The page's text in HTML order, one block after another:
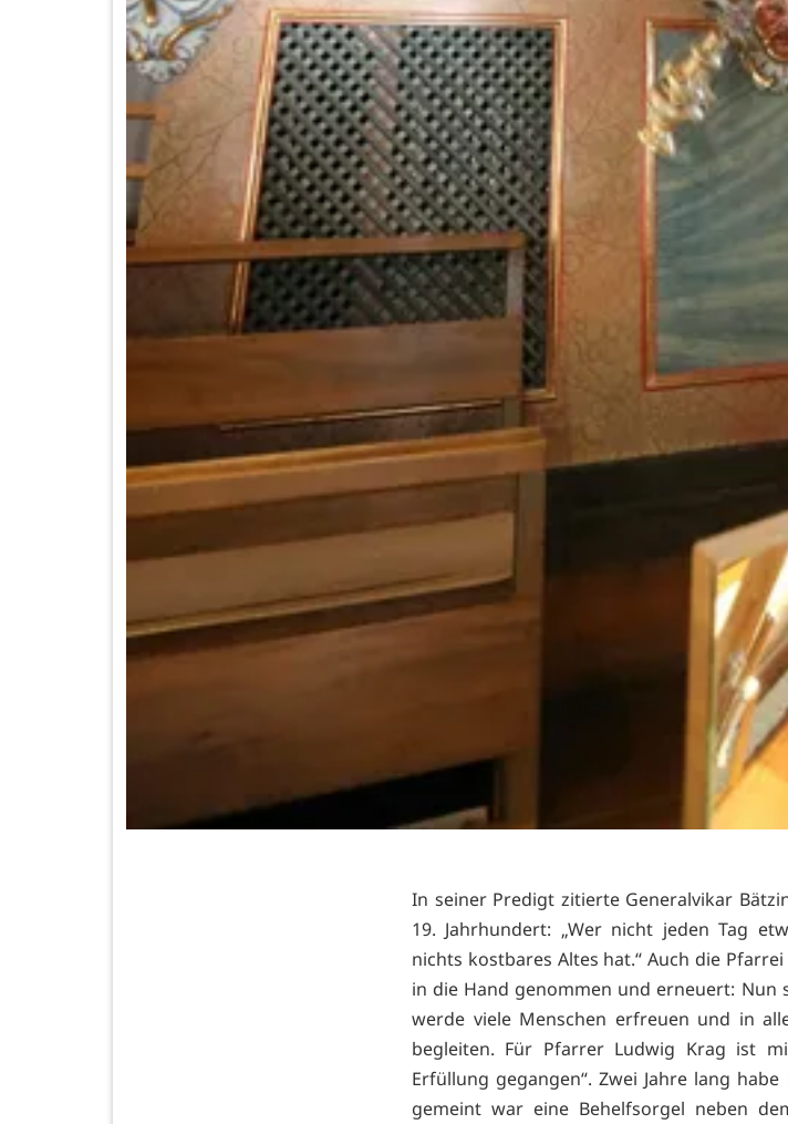
In seiner Predigt zitierte Generalvikar
19. Jahrhundert: „Wer nicht jeden Tag
nichts kostbares Altes hat.“ Auch die
in die Hand genommen und erneuert: Nun
werde viele Menschen erfreuen und in
begleiten. Für Pfarrer Ludwig Krag ist
Erfüllung gegangen“. Zwei Jahre lang
gemeint war eine Behelfsorgel neben